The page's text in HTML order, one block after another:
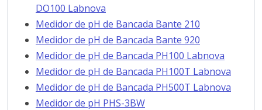
DO100 Labnova
Medidor de pH de Bancada Bante 210
Medidor de pH de Bancada Bante 920
Medidor de pH de Bancada PH100 Labnova
Medidor de pH de Bancada PH100T Labnova
Medidor de pH de Bancada PH500T Labnova
Medidor de pH PHS-3BW